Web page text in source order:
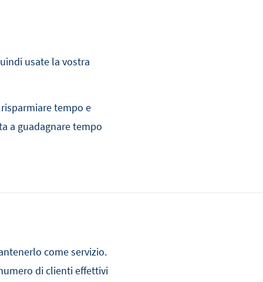
usate la vostra
tempo e
a guadagnare tempo
come servizio.
di clienti effettivi